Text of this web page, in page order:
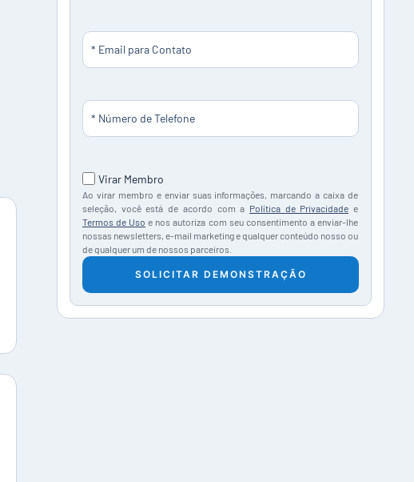
E-
mail
Telefone
Consentimento
Virar Membro
Ao virar membro e enviar suas informações, marcando a caixa de
seleção, você está de acordo com a Política de Privacidade e
Termos de Uso e nos autoriza com seu consentimento a enviar-lhe
nossas newsletters, e-mail marketing e qualquer conteúdo nosso ou
de qualquer um de nossos parceiros.